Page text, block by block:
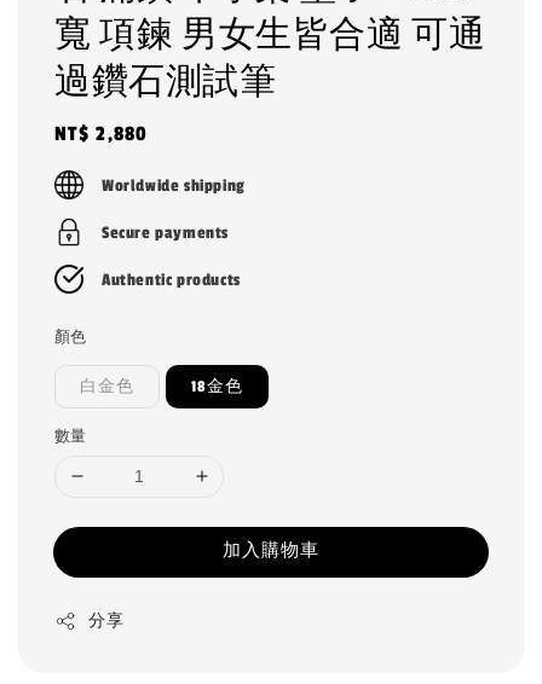
寬 項鍊 男女生皆合適 可通
過鑽石測試筆
Regular
price
NT$ 2,880
Worldwide shipping
Secure payments
Authentic products
顏色
白金色 18金色
數量
加入購物車
分享